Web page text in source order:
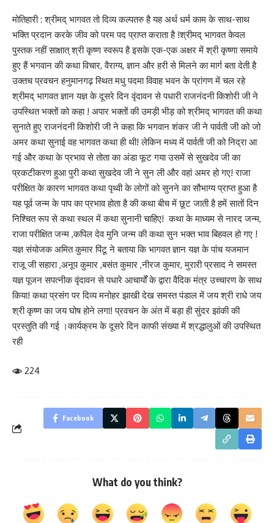
मोतिहारी : श्रीमद् भागवत तो दिव्य कल्पतरु है यह अर्थ धर्म काम के साथ-साथ
भक्ति प्रदान करके जीव को परम पद प्राप्त कराता है !श्रीमद् भागवत केवल
पुस्तक नहीं साक्षात् श्री कृष्ण स्वरूप है इसके एक-एक अक्षर में श्री कृष्णा समाये
हुए हैं भगवान की कथा विचार, वैराग्य, ज्ञान और हरी से मिलने का मार्ग बता देती है
उक्तच प्रवचन हनुमानगढ़ स्थित मधु पदमा विवाह भवन के प्रांगण में चल रहे
श्रीमद् भागवत ज्ञान यज्ञ के दूसरे दिन वृंदावन से पधारी राजनंदनी किशोरी जी ने
उपस्थित भक्तों को कहा ! अपार भक्तों की उमड़ी भीड़ को श्रीमद् भागवत की कथा
सुनाते हुए राजनंदनी किशोरी जी ने कहा कि भगवान शंकर जी ने पार्वती जी को जो
अमर कथा सुनाई वह भागवत कथा ही थी! लेकिन मध्य में पार्वती जी को निद्रा आ
गई और कथा के प्रभाव से तोता का अंडा फूट गया उसमें से सुखदेव जी का
प्रकटीकरण हुआ पुरी कथा सुखदेव जी ने सुन ली और वहां अमर हो गए! राजा
परीक्षित के कारण भागवत कथा पृथ्वी के लोगों को सुनने का सौभाग्य प्राप्त हुआ है
यह पूर्व जन्म के पाप का प्रभाव होता है की कथा बीच में छूट जाती है हमें सातों दिन
निश्चित रूप से कथा स्थल में कथा सुनानी चाहिए! कथा के माध्यम से नारद जन्म,
राजा परीक्षित जन्म ,कपिल देव मुनि जन्म की कथा सुन भक्त भाव बिहवल हो गए !
यज्ञ संयोजक अमित कुमार पिंटू ने बताया कि भागवत ज्ञान यज्ञ के पांच यजमान
राजू जी सहारा ,अनूप कुमार ,बसंत कुमार ,नीरज कुमार, मुरारी प्रसाद ने समस्त
यज्ञ पूजन सपत्नीक वृंदावन से पधारे आचार्यों के द्वारा वैदिक मंत्र उच्चारण के साथ
किया! कथा प्रसंग पर दिव्य मनोहर झाखी देख समस्त पंडाल में जय श्री राधे जय
श्री कृष्ण का जय घोष होने लगा! प्रवचन के अंत में बड़ा ही सुंदर झांकी की
प्रस्तुति की गई ।कार्यक्रम के दूसरे दिन काफी संख्या में श्रद्धालुओं की उपस्थित
रही
224
Facebook
What do you think?